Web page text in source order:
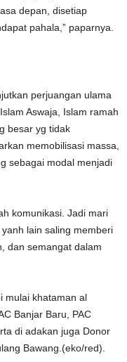
depan, disetiap
pahala,” paparnya.
perjuangan ulama
Aswaja, Islam ramah
besar yg tidak
memobilisasi massa,
sebagai modal menjadi
komunikasi. Jadi mari
lain saling memberi
dan semangat dalam
mulai khataman al
Banjar Baru, PAC
di adakan juga Donor
Bawang.(eko/red).